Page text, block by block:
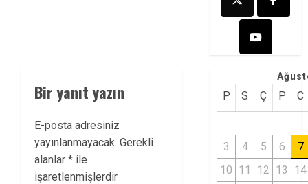
Bir yanıt yazın
E-posta adresiniz
yayınlanmayacak. Gerekli
alanlar * ile
işaretlenmişlerdir
P S Ç P C
3 4 5 6
7
10 11 12 13
14